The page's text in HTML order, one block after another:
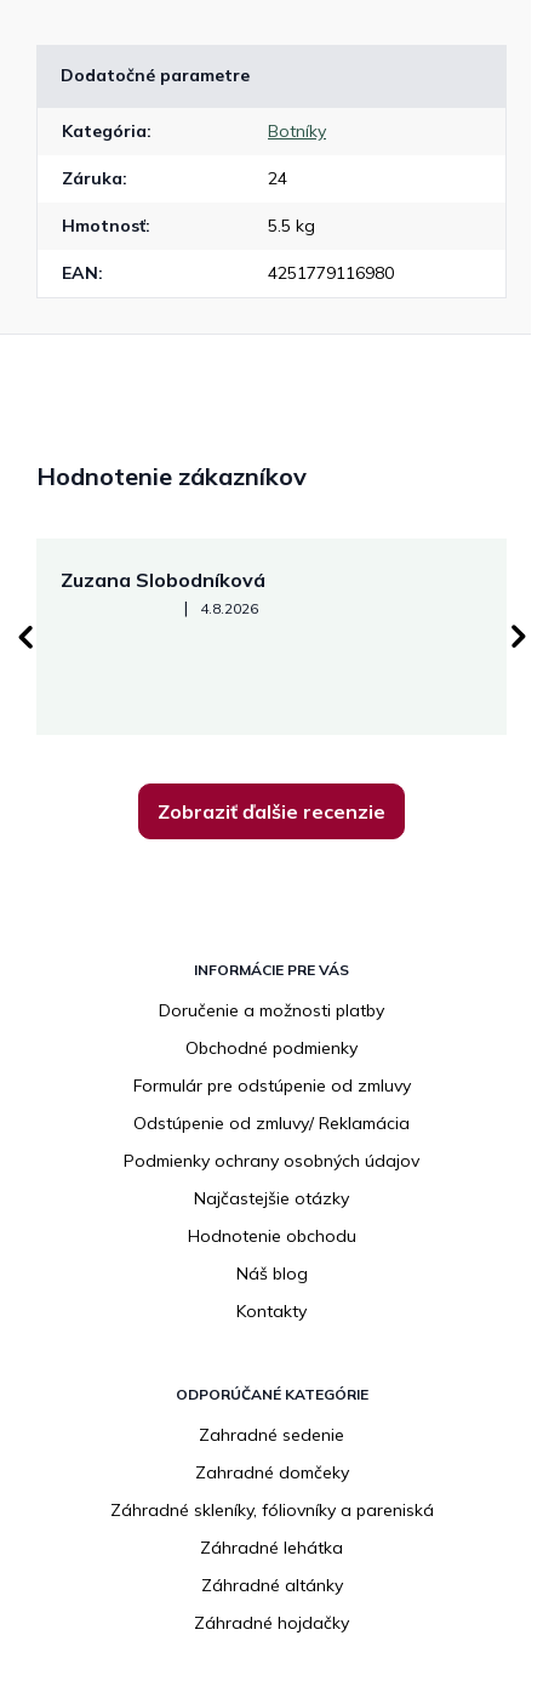
Dodatočné parametre
Kategória: Botníky
Záruka: 24
Hmotnosť: 5.5 kg
EAN: 4251779116980
Hodnotenie zákazníkov
Zuzana Slobodníková
Hodnotenie obchodu je 5 z 5 hviezdičiek.
| 4.8.2026
Zobraziť ďalšie recenzie
INFORMÁCIE PRE VÁS
Doručenie a možnosti platby
Obchodné podmienky
Formulár pre odstúpenie od zmluvy
Odstúpenie od zmluvy/ Reklamácia
Podmienky ochrany osobných údajov
Najčastejšie otázky
Hodnotenie obchodu
Náš blog
Kontakty
ODPORÚČANÉ KATEGÓRIE
Zahradné sedenie
Zahradné domčeky
Záhradné skleníky, fóliovníky a pareniská
Záhradné lehátka
Záhradné altánky
Záhradné hojdačky